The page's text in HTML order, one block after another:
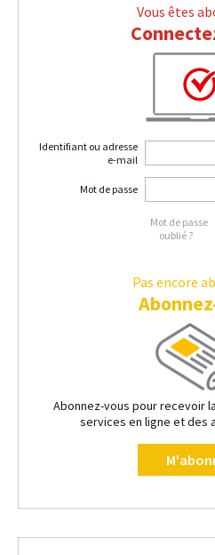
Vous êtes
Identifiant ou adresse
e-mail
Mot de passe
Mot de passe
oublié ?
Pas encore
Abonnez-vous pour recevoir
services en ligne et des